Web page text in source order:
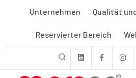
Unternehmen Qualität
Reservierter Bereich
linkedin